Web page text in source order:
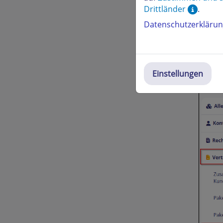
Nach
Drittländer
.
Einstellungen